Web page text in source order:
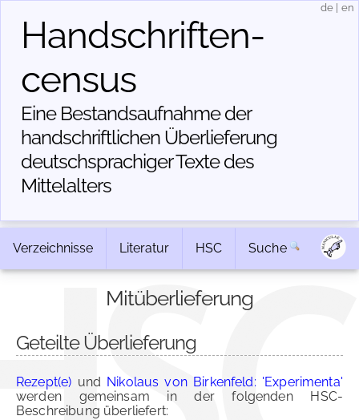
Handschriften­
census
Eine Bestandsaufnahme der
handschriftlichen Über­lieferung
deutschsprachiger Texte des
Mittelalters
de en
Verzeichnisse Literatur HSC Suche
Mitüberlieferung
Geteilte Überlieferung
Rezept(e) und Nikolaus von Birkenfeld: 'Experimenta'
werden gemeinsam in der folgenden HSC-
Beschreibung überliefert: